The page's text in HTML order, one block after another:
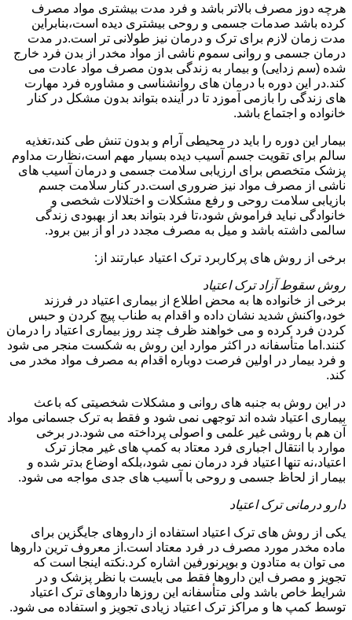
هرچه دوز مصرف بالاتر باشد و فرد مدت بیشتری مواد مصرف
کرده باشد صدمات جسمی و روحی بیشتری دیده است،بنابراین
مدت زمان لازم برای ترک و درمان نیز طولانی تر است.در مدت
درمان جسمی و روانی سموم ناشی از مواد مخدر از بدن فرد خارج
شده (سم زدایی) و بیمار به زندگی بدون مصرف مواد عادت می
کند.در این دوره با درمان های روانشناسی و مشاوره فرد مهارت
های زندگی را بازمی آموزد تا در آینده بتواند بدون مشکل در کنار
خانواده و اجتماع باشد.
بیمار این دوره را باید در محیطی آرام و بدون تنش طی کند،تغذیه
سالم برای تقویت جسم آسیب دیده بسیار مهم است،نظارت مداوم
پزشک متخصص برای ارزیابی سلامت جسمی و درمان آسیب های
ناشی از مصرف مواد نیز ضروری است.در کنار سلامت جسم
بازیابی سلامت روحی و رفع مشکلات و اختلالات شخصی و
خانوادگی نباید فراموش شود،تا فرد بتواند بعد از بهبودی زندگی
سالمی داشته باشد و میل به مصرف مجدد در او از بین برود.
برخی از روش های پرکاربرد ترک اعتیاد عبارتند از:
روش سقوط آزاد ترک اعتیاد
برخی از خانواده ها به محض اطلاع از بیماری اعتیاد در فرزند
خود،واکنش شدید نشان داده و اقدام به طناب پیچ کردن و حبس
کردن فرد کرده و می خواهند ظرف چند روز بیماری اعتیاد را درمان
کنند.اما متأسفانه در اکثر موارد این روش به شکست منجر می شود
و فرد بیمار در اولین فرصت دوباره اقدام به مصرف مواد مخدر می
کند.
در این روش به جنبه های روانی و مشکلات شخصیتی که باعث
بیماری اعتیاد شده اند توجهی نمی شود و فقط به ترک جسمانی مواد
آن هم با روشی غیر علمی و اصولی پرداخته می شود.در برخی
موارد با انتقال اجباری فرد معتاد به کمپ های غیر مجاز ترک
اعتیاد،نه تنها اعتیاد فرد درمان نمی شود،بلکه اوضاع بدتر شده و
بیمار از لحاظ جسمی و روحی با آسیب های جدی مواجه می شود.
دارو درمانی ترک اعتیاد
یکی از روش های ترک اعتیاد استفاده از داروهای جایگزین برای
ماده مخدر مورد مصرف در فرد معتاد است.از معروف ترین داروها
می توان به متادون و بوپرنورفین اشاره کرد.نکته اینجا است که
تجویز و مصرف این داروها فقط می بایست با نظر پزشک و در
شرایط خاص باشد ولی متأسفانه این روزها داروهای ترک اعتیاد
توسط کمپ ها و مراکز ترک اعتیاد زیادی تجویز و استفاده می شود.